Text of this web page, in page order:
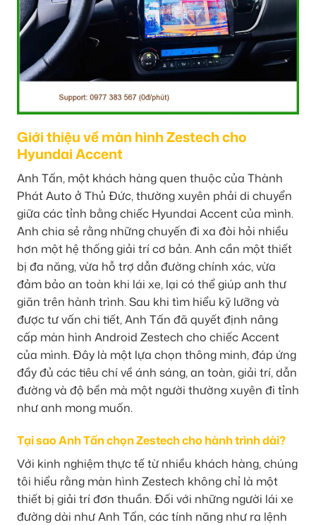
Giới thiệu về màn hình Zestech cho
Hyundai Accent
Anh Tấn, một khách hàng quen thuộc của Thành
Phát Auto ở Thủ Đức, thường xuyên phải di chuyển
giữa các tỉnh bằng chiếc Hyundai Accent của mình.
Anh chia sẻ rằng những chuyến đi xa đòi hỏi nhiều
hơn một hệ thống giải trí cơ bản. Anh cần một thiết
bị đa năng, vừa hỗ trợ dẫn đường chính xác, vừa
đảm bảo an toàn khi lái xe, lại có thể giúp anh thư
giãn trên hành trình. Sau khi tìm hiểu kỹ lưỡng và
được tư vấn chi tiết, Anh Tấn đã quyết định nâng
cấp màn hình Android Zestech cho chiếc Accent
của mình. Đây là một lựa chọn thông minh, đáp ứng
đầy đủ các tiêu chí về ánh sáng, an toàn, giải trí, dẫn
đường và độ bền mà một người thường xuyên đi tỉnh
như anh mong muốn.
Tại sao Anh Tấn chọn Zestech cho hành trình dài?
Với kinh nghiệm thực tế từ nhiều khách hàng, chúng
tôi hiểu rằng màn hình Zestech không chỉ là một
thiết bị giải trí đơn thuần. Đối với những người lái xe
đường dài như Anh Tấn, các tính năng như ra lệnh